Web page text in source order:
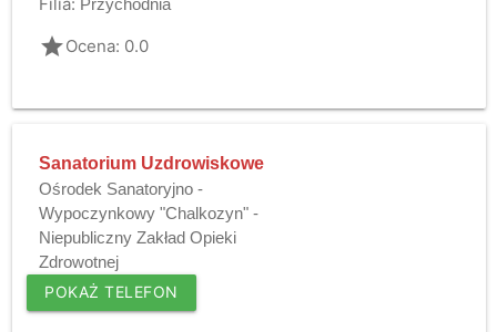
Przychodnia
gradeOcena: 0.0
Sanatorium Uzdrowiskowe
Ośrodek Sanatoryjno -
Wypoczynkowy "Chalkozyn" -
Niepubliczny Zakład Opieki
Zdrowotnej
POKAŻ TELEFON